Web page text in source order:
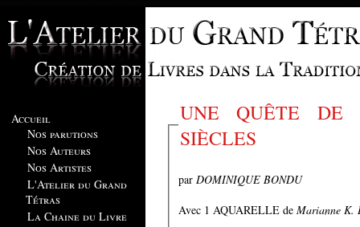
Accueil
Nos parutions
Nos Auteurs
Nos Artistes
L'Atelier du Grand
Tétras
La Chaine du Livre
UNE QUÊTE DE
SIÈCLES
par DOMINIQUE BONDU
Avec 1 AQUARELLE de Marianne K.